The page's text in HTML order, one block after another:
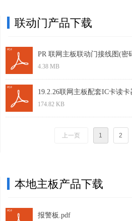
本地主板产品下载
报警板.pdf
联动门产品下载
PR 联网主板联动门接线图(密
4.38 MB
19.2.26联网主板配套IC卡读
174.82 KB
上一页 1 2